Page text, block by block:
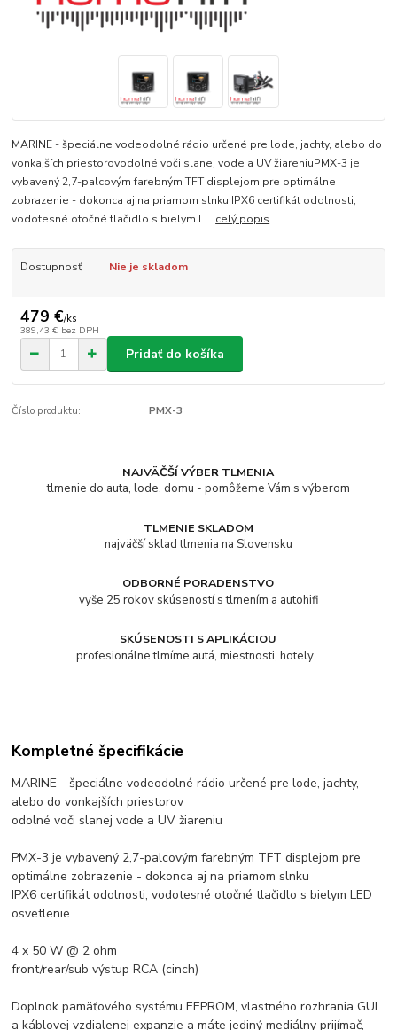
MARINE - špeciálne vodeodolné rádio určené pre lode, jachty, alebo do
vonkajších priestorovodolné voči slanej vode a UV žiareniuPMX-3 je
vybavený 2,7-palcovým farebným TFT displejom pre optimálne
zobrazenie - dokonca aj na priamom slnku IPX6 certifikát odolnosti,
vodotesné otočné tlačidlo s bielym L... celý popis
Dostupnosť Nie je skladom
479 €/ks
389,43 € bez DPH
Pridať do košíka
Číslo produktu: PMX-3
NAJVÄČŠÍ VÝBER TLMENIA
tlmenie do auta, lode, domu - pomôžeme Vám s výberom
TLMENIE SKLADOM
najväčší sklad tlmenia na Slovensku
ODBORNÉ PORADENSTVO
vyše 25 rokov skúseností s tlmením a autohifi
SKÚSENOSTI S APLIKÁCIOU
profesionálne tlmíme autá, miestnosti, hotely...
Kompletné špecifikácie
MARINE - špeciálne vodeodolné rádio určené pre lode, jachty,
alebo do vonkajších priestorov
odolné voči slanej vode a UV žiareniu
PMX-3 je vybavený 2,7-palcovým farebným TFT displejom pre
optimálne zobrazenie - dokonca aj na priamom slnku
IPX6 certifikát odolnosti, vodotesné otočné tlačidlo s bielym LED
osvetlenie
4 x 50 W @ 2 ohm
front/rear/sub výstup RCA (cinch)
Doplnok pamäťového systému EEPROM, vlastného rozhrania GUI
a káblovej vzdialenej expanzie a máte jediný mediálny prijímač,